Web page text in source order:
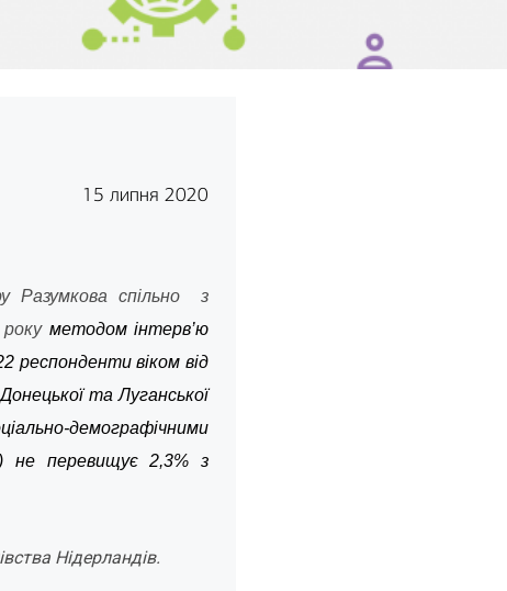
15 липня 2020
Разумкова спільно з
року методом інтерв’ю
респонденти віком від
та Луганської
демографічними
не перевищує 2,3% з
Нідерландів.